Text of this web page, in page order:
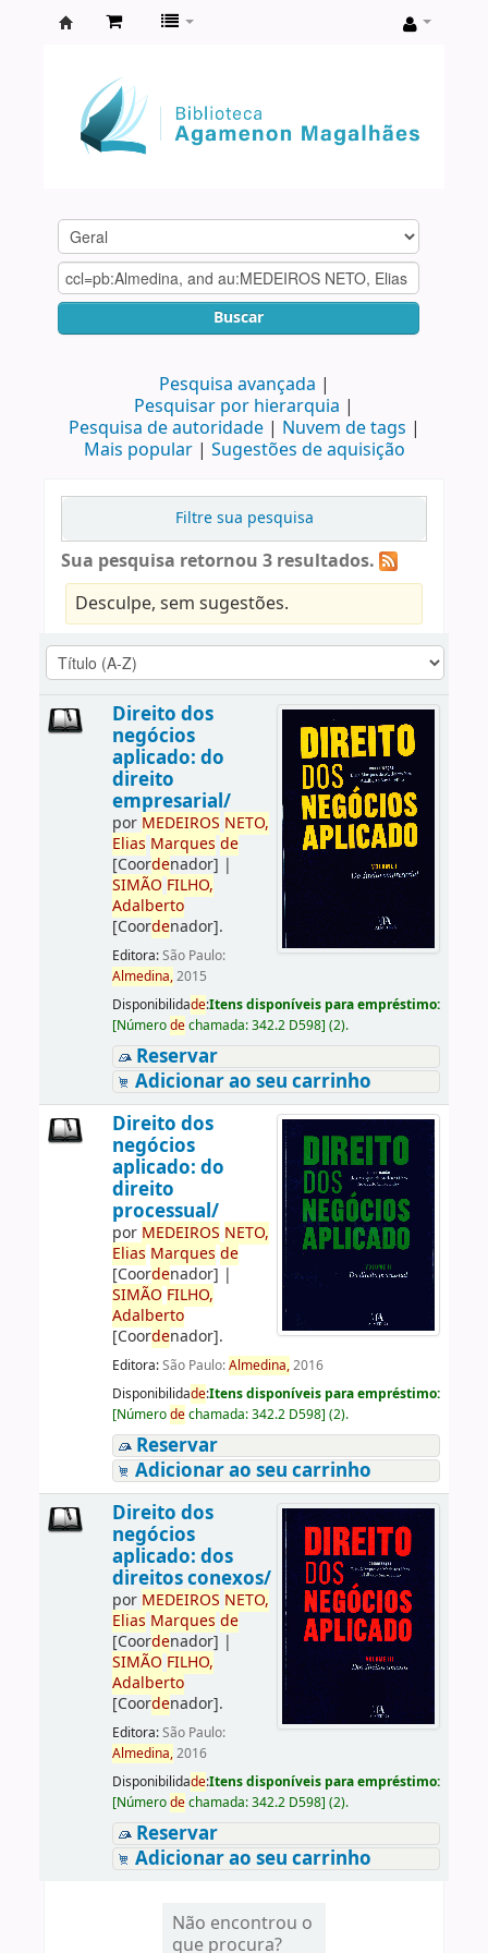
Agamenon
Magalhães
Buscar
Pesquisa avançada
Pesquisar por hierarquia
Pesquisa de autoridade
Nuvem de tags
Mais popular
Sugestões de aquisição
Filtre sua pesquisa
Sua pesquisa retornou 3 resultados.
Desculpe, sem sugestões.
Direito dos
negócios
aplicado: do
direito
empresarial/
por MEDEIROS NETO,
Elias Marques de
[Coordenador] |
SIMÃO FILHO,
Adalberto
[Coordenador].
Editora:São Paulo:
Almedina,2015
Disponibilidade:Itens disponíveis para empréstimo:
[Númerodechamada:342.2 D598] (2).
Reservar
Adicionar ao seu carrinho
Direito dos
negócios
aplicado: do
direito
processual/
por MEDEIROS NETO,
Elias Marques de
[Coordenador] |
SIMÃO FILHO,
Adalberto
[Coordenador].
Editora:São Paulo:Almedina,2016
Disponibilidade:Itens disponíveis para empréstimo:
[Númerodechamada:342.2 D598] (2).
Reservar
Adicionar ao seu carrinho
Direito dos
negócios
aplicado: dos
direitos conexos/
por MEDEIROS NETO,
Elias Marques de
[Coordenador] |
SIMÃO FILHO,
Adalberto
[Coordenador].
Editora:São Paulo:
Almedina,2016
Disponibilidade:Itens disponíveis para empréstimo:
[Númerodechamada:342.2 D598] (2).
Reservar
Adicionar ao seu carrinho
Não encontrou o
que procura?